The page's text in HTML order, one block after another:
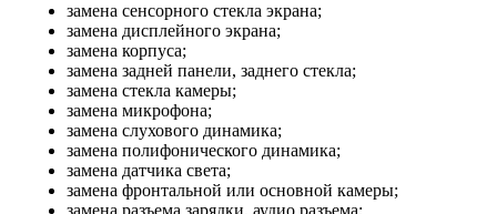
замена сенсорного стекла экрана;
замена дисплейного экрана;
замена корпуса;
замена задней панели, заднего стекла;
замена стекла камеры;
замена микрофона;
замена слухового динамика;
замена полифонического динамика;
замена датчика света;
замена фронтальной или основной камеры;